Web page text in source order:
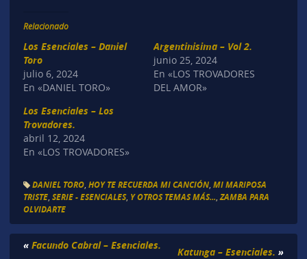
Relacionado
Los Esenciales – Daniel
Toro
julio 6, 2024
En «DANIEL TORO»
Argentinisima – Vol 2.
junio 25, 2024
En «LOS TROVADORES
DEL AMOR»
Los Esenciales – Los
Trovadores.
abril 12, 2024
En «LOS TROVADORES»
DANIEL TORO, HOY TE RECUERDA MI CANCIÓN, MI MARIPOSA
TRISTE, SERIE - ESENCIALES, Y OTROS TEMAS MÁS... ZAMBA PARA
OLVIDARTE
« Facundo Cabral – Esenciales.
Katunga – Esenciales. »